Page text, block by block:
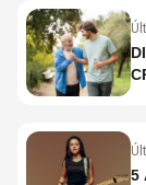
DIA
5